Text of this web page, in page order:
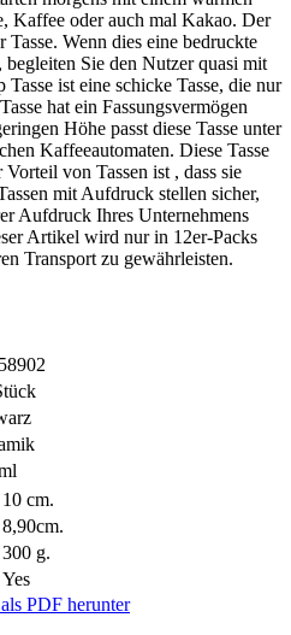
Kaffee oder auch mal Kakao. Der
Tasse. Wenn dies eine bedruckte
Sie den Nutzer quasi mit
ist eine schicke Tasse, die nur
hat ein Fassungsvermögen
Höhe passt diese Tasse unter
Kaffeeautomaten. Diese Tasse
von Tassen ist , dass sie
mit Aufdruck stellen sicher,
Aufdruck Ihres Unternehmens
Artikel wird nur in 12er-Packs
Transport zu gewährleisten.
10 cm.
8,90cm.
300 g.
Yes
PDF herunter